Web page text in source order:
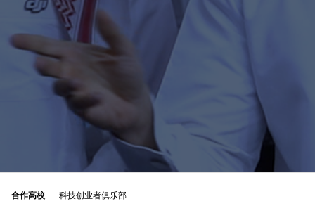
合作高校 科技创业者俱乐部
项目申请
科创训练营 / 科技创业营(长期报名)
学院动态
最新消息 / 招标采购
联系我们
联系我们 / 在线留言
合作高校 科技创业者俱乐部